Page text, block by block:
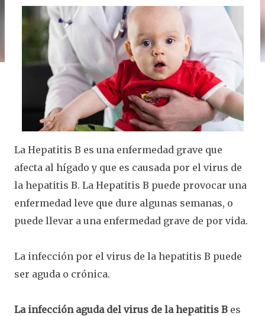
La Hepatitis B es una enfermedad grave que
afecta al hígado y que es causada por el virus de
la hepatitis B. La Hepatitis B puede provocar una
enfermedad leve que dure algunas semanas, o
puede llevar a una enfermedad grave de por vida.
La infección por el virus de la hepatitis B puede
ser aguda o crónica.
La infección aguda del virus de la hepatitis B es